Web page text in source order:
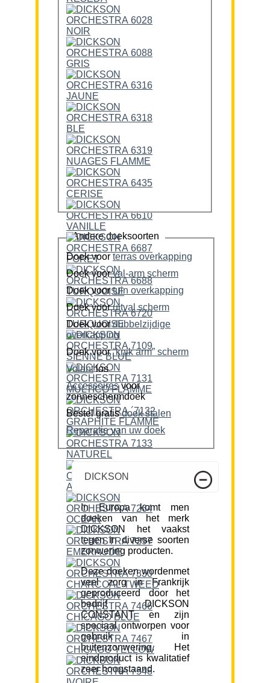
Andere doeksoorten
Doek voor terras overkapping
Doek voor
val-arm scherm
Doek voor
tuin overkapping
Doek voor
uitval scherm
Doek voordubbelzijdige
overkapping
Doek voor
“knik arm” scherm
Volantlos
Accessoiresvoor
zonneschermdoek
Bestel gratis doek stalen
Reparatie van uw doek
DICKSON
In Europa komt men
doeken van het merk
DICKSON het vaakst
tegen in diverse soorten
zonwering producten.
Deze doeken wordenmet
veel zorg in Frankrijk
geproduceerd door het
bedrijf DICKSON
CONSTANT en zijn
speciaal ontworpen voor
gebruik in
buitenzonwering. Het
eindproduct is kwalitatief
zeer hoogstaand.